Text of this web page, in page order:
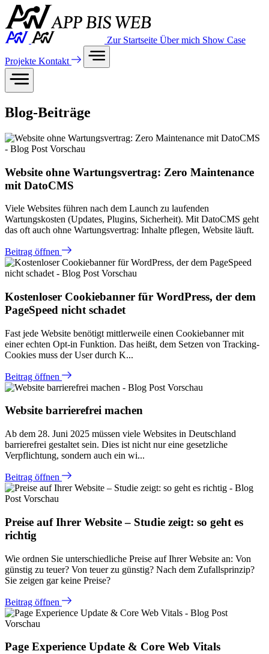
Zur Startseite Über mich Show Case
Projekte Kontakt
Blog-Beiträge
Website ohne Wartungsvertrag: Zero Maintenance
mit DatoCMS
Viele Websites führen nach dem Launch zu laufenden
Wartungskosten (Updates, Plugins, Sicherheit). Mit DatoCMS geht
das oft auch ohne Wartungsvertrag: Inhalte pflegen, Website läuft.
Beitrag öffnen
Kostenloser Cookiebanner für WordPress, der dem
PageSpeed nicht schadet
Fast jede Website benötigt mittlerweile einen Cookiebanner mit
einer echten Opt-in Funktion. Das heißt, dem Setzen von Tracking-
Cookies muss der User durch K...
Beitrag öffnen
Website barrierefrei machen
Ab dem 28. Juni 2025 müssen viele Websites in Deutschland
barrierefrei gestaltet sein. Dies ist nicht nur eine gesetzliche
Verpflichtung, sondern auch ein wi...
Beitrag öffnen
Preise auf Ihrer Website – Studie zeigt: so geht es
richtig
Wie ordnen Sie unterschiedliche Preise auf Ihrer Website an: Von
günstig zu teuer? Von teuer zu günstig? Nach dem Zufallsprinzip?
Sie zeigen gar keine Preise?
Beitrag öffnen
Page Experience Update & Core Web Vitals